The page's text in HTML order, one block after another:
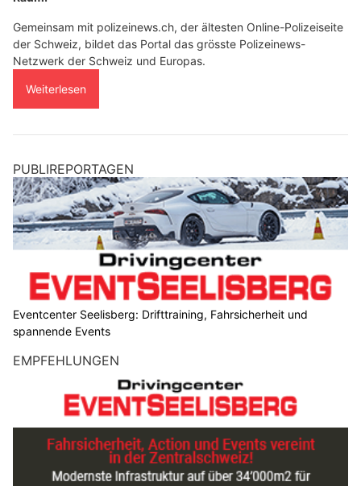
Gemeinsam mit polizeinews.ch, der ältesten Online-Polizeiseite
der Schweiz, bildet das Portal das grösste Polizeinews-
Netzwerk der Schweiz und Europas.
Weiterlesen
PUBLIREPORTAGEN
Eventcenter Seelisberg: Drifttraining, Fahrsicherheit und
spannende Events
EMPFEHLUNGEN